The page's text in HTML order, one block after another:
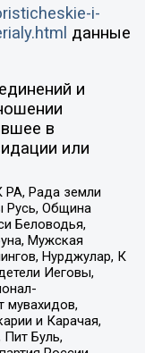
i-
данные
и
в
или
РА, Рада земли
Русь, Община
Беловодья,
Мужская
Нурджулар, К
Иеговы,
мувахидов,
и Карачая,
Буль,